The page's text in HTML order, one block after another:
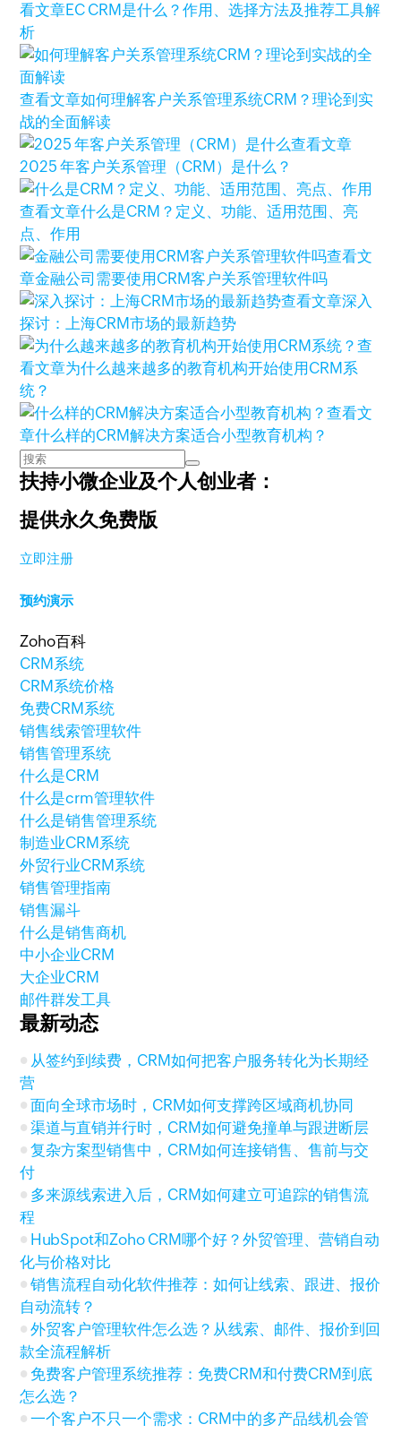
看文章EC CRM是什么？作用、选择方法及推荐工具解
析
查看文章如何理解客户关系管理系统CRM？理论到实
战的全面解读
查看文章
2025 年客户关系管理（CRM）是什么？
查看文章什么是CRM？定义、功能、适用范围、亮
点、作用
查看文
章金融公司需要使用CRM客户关系管理软件吗
查看文章深入
探讨：上海CRM市场的最新趋势
查
看文章为什么越来越多的教育机构开始使用CRM系
统？
查看文
章什么样的CRM解决方案适合小型教育机构？
扶持小微企业及个人创业者：
提供永久免费版
立即注册
预约演示
Zoho百科
CRM系统
CRM系统价格
免费CRM系统
销售线索管理软件
销售管理系统
什么是CRM
什么是crm管理软件
什么是销售管理系统
制造业CRM系统
外贸行业CRM系统
销售管理指南
销售漏斗
什么是销售商机
中小企业CRM
大企业CRM
邮件群发工具
最新动态
从签约到续费，CRM如何把客户服务转化为长期经
营
面向全球市场时，CRM如何支撑跨区域商机协同
渠道与直销并行时，CRM如何避免撞单与跟进断层
复杂方案型销售中，CRM如何连接销售、售前与交
付
多来源线索进入后，CRM如何建立可追踪的销售流
程
HubSpot和Zoho CRM哪个好？外贸管理、营销自动
化与价格对比
销售流程自动化软件推荐：如何让线索、跟进、报价
自动流转？
外贸客户管理软件怎么选？从线索、邮件、报价到回
款全流程解析
免费客户管理系统推荐：免费CRM和付费CRM到底
怎么选？
一个客户不只一个需求：CRM中的多产品线机会管